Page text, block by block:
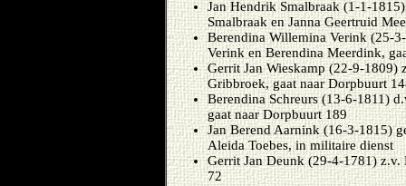
Jan Hendrik Smalbraak (1-1-
Smalbraak en Janna Geertruid
Berendina Willemina Verink (25-
Verink en Berendina Meerdink,
Gerrit Jan Wieskamp (22-9-1809)
Gribbroek, gaat naar Dorpbuurt
Berendina Schreurs (13-6-1811)
gaat naar Dorpbuurt 189
Jan Berend Aarnink (16-3-1815)
Aleida Toebes, in militaire dienst
Gerrit Jan Deunk (29-4-1781) z.v.
72